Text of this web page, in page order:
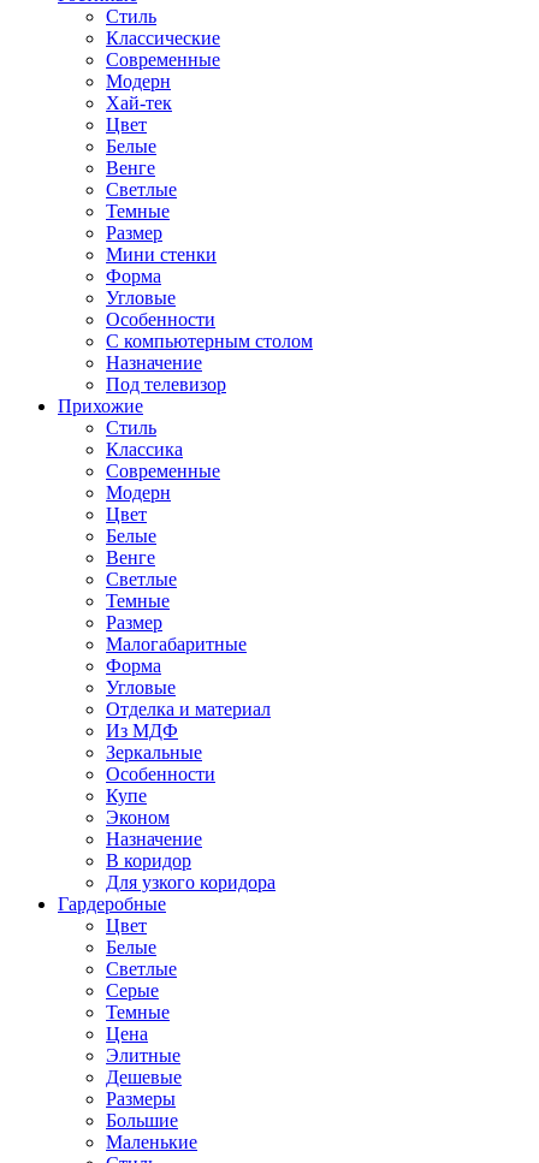
Стиль
Классические
Современные
Модерн
Хай-тек
Цвет
Белые
Венге
Светлые
Темные
Размер
Мини стенки
Форма
Угловые
Особенности
С компьютерным столом
Назначение
Под телевизор
Прихожие
Стиль
Классика
Современные
Модерн
Цвет
Белые
Венге
Светлые
Темные
Размер
Малогабаритные
Форма
Угловые
Отделка и материал
Из МДФ
Зеркальные
Особенности
Купе
Эконом
Назначение
В коридор
Для узкого коридора
Гардеробные
Цвет
Белые
Светлые
Серые
Темные
Цена
Элитные
Дешевые
Размеры
Большие
Маленькие